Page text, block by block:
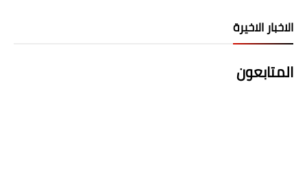
الاخبار الاخيرة
المتابعون